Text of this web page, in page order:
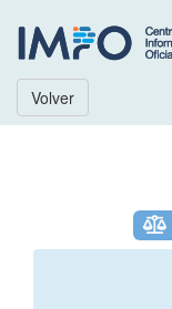
Volver